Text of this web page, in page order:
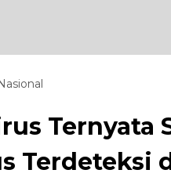
Ternyata
Terdeteksi